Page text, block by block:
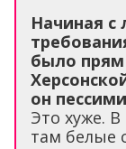
Начиная с
было прям
он
Это хуже.
там белые